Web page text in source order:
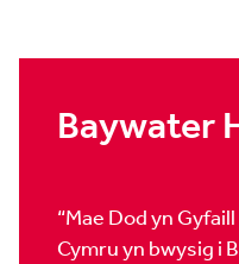
Baywater
“Mae Dod yn
Cymru yn bwysig i